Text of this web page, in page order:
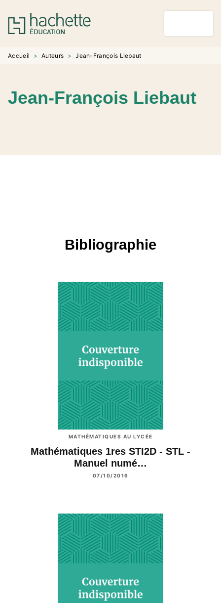
MENU RECHERCHE
PIED DE PAGE
Accueil > Auteurs > Jean-François Liebaut
Jean-François Liebaut
Bibliographie
MATHÉMATIQUES AU LYCÉE
Mathématiques 1res STI2D - STL -
Manuel numé…
07/10/2016